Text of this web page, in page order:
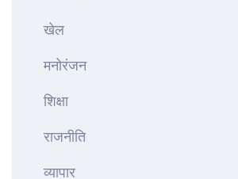
खेल
मनोरंजन
शिक्षा
राजनीति
व्यापार